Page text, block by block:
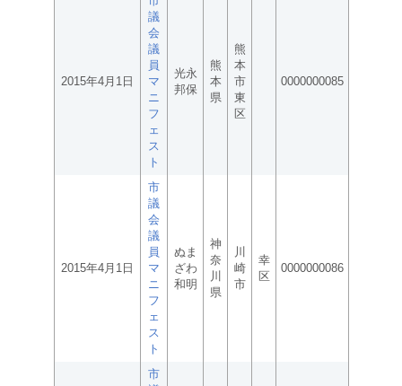
2015年4月1日
議
会
議
員
マ
ニ
フ
ェ
ス
ト
光永
邦保
熊
本
県
熊
本
市
東
区
0000000085
2015年4月1日
市
議
会
議
員
マ
ニ
フ
ェ
ス
ト
ぬま
ざわ
和明
神
奈
川
県
川
崎
市
幸
区
0000000086
市